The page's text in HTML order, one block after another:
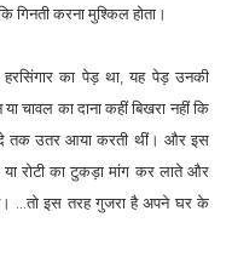
करना मुश्किल होता।
का पेड़ था, यह पेड़ उनकी
चावल का दाना कहीं बिखरा नहीं कि
तक उतर आया करती थीं। और इस
रोटी का टुकड़ा मांग कर लाते और
...तो इस तरह गुजरा है अपने घर के